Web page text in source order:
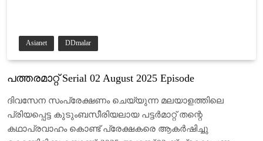
Asianet DDmalar
പത്തരമാറ്റ് Serial 02 August 2025 Episode
ദിവസേന സംപ്രേക്ഷണം ചെയ്യുന്ന മലയാളത്തിലെ
പ്രിയപ്പെട്ട കുടുംബസീരിയലായ പട്ടര്‍മാറ്റ് തന്റെ
കഥാപ്രവാഹം കൊണ്ട് പ്രേക്ഷകരെ ആകർഷിച്ചു